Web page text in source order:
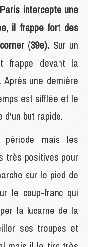
intercepte une
il frappe fort des
(39e). Sur un
frappe devant la
une dernière
est sifflée et le
d'un but rapide.
période mais les
très positives pour
sur le pied de
le coup-franc qui
la lucarne de la
ses troupes et